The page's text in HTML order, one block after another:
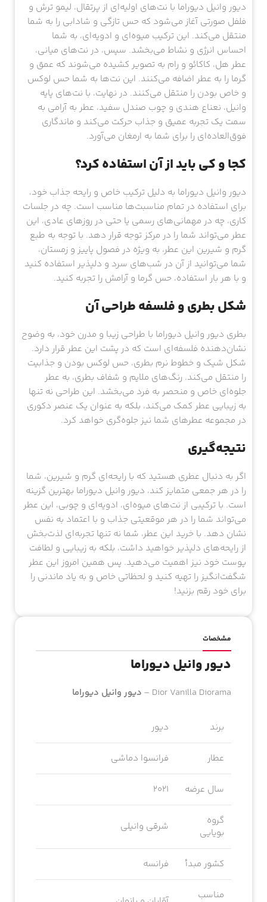
دیور وانیل دیوراما با نت‌های اولیه‌ای از پرتقال، لیمو ترش و
فلفل صورتی آغاز می‌شود که حس تازگی و شادابی را به شما
منتقل می‌کند. این ترکیب میوه‌ای و ادویه‌ای، به شما
احساس انرژی و نشاط می‌بخشد. سپس، در نت‌های میانی،
عطر هل، کاکائو و رام به تصویر کشیده می‌شوند که عمق و
گرما را به عطر اضافه می‌کنند. این نت‌ها به شما حس لوکس
و خاص بودن را منتقل می‌کنند. در نهایت، با نت‌های پایه
وانیل، نعناع هندی و چوب صندل سفید، عطر به آرامی به
سمت یک تجربه عمیق و جذاب حرکت می‌کند و ماندگاری
فوق‌العاده‌ای را برای شما به ارمغان می‌آورد.
کجا و کی باید از آن استفاده کرد؟
دیور وانیل دیوراما به دلیل ترکیب خاص و رایحه جذاب خود،
برای استفاده در تمام مناسبت‌ها مناسب است. چه در جلسات
کاری، چه در مهمانی‌های رسمی یا حتی در روزهای عادی، این
عطر می‌تواند شما را در مرکز توجه قرار دهد. با توجه به طبع
گرم و شیرین این عطر، به ویژه در فصول پاییز و زمستان،
شما می‌توانید از آن در شب‌های سرد و دلپذیر استفاده کنید
و با هر بار استفاده، حس گرما و آرامش را تجربه کنید.
شکل بطری و فلسفه طراحی آن
بطری دیور وانیل دیوراما با طراحی زیبا و مدرن خود، به وضوح
نشان‌دهنده فلسفه‌ای است که در پشت این عطر قرار دارد.
شکل شیک و خطوط نرم بطری، حس لوکس بودن و جذابیت
را منتقل می‌کند. رنگ‌های ملایم و شفاف بطری، به عطر
جلوه‌ای خاص و منحصر به فرد می‌بخشد. این طراحی نه تنها
به زیبایی عطر کمک می‌کند، بلکه به عنوان یک عنصر دکوری
در مجموعه عطرهای شما نیز جلوه‌گری خواهد کرد.
نتیجه‌گیری
اگر به دنبال عطری هستید که با رایحه‌ای گرم و شیرین، شما
را در هر جمعی متمایز کند، دیور وانیل دیوراما بهترین گزینه
است. با ترکیبی از نت‌های میوه‌ای، ادویه‌ای و چوبی، این عطر
می‌تواند شما را در هر موقعیتی جذاب و با اعتماد به نفس
نشان دهد. با خرید این عطر، شما نه تنها تجربه‌ای لذت‌بخش
از رایحه‌های دلپذیر خواهید داشت، بلکه به زیبایی و لطافت
پوست خود نیز اهمیت می‌دهید. پس همین امروز این عطر
شگفت‌انگیز را تهیه کنید و لحظاتی خاص و به یاد ماندنی را
برای خود رقم بزنید!
مشخصات
دیور وانیل دیوراما
Dior Vanilla Diorama – دیور وانیل دیوراما
برند دیور
عطار فرانسوا دماشی
سال عرضه 2021
گروه
بویایی
شرقی وانیلی
کشور مبدأ فرانسه
مناسب